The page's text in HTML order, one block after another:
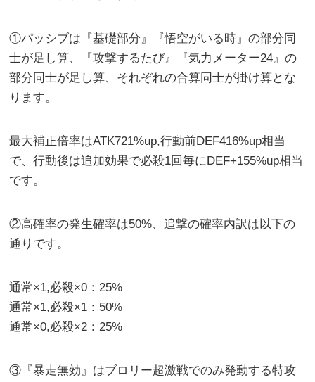
①パッシブは『基礎部分』『悟空がいる時』の部分同
士が足し算、『攻撃するたび』『気力メーター24』の
部分同士が足し算、それぞれの合算同士が掛け算とな
ります。
最大補正倍率はATK721%up,行動前DEF416%up相当
で、行動後は追加効果で必殺1回毎にDEF+155%up相当
です。
②高確率の発生確率は50%、追撃の確率内訳は以下の
通りです。
通常×1,必殺×0：25%
通常×1,必殺×1：50%
通常×0,必殺×2：25%
③『暴走無効』はブロリー超激戦でのみ発動する特攻